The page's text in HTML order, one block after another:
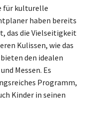
für kulturelle
haben bereits
das die Vielseitigkeit
Kulissen, wie das
den idealen
Messen. Es
Programm,
Kinder in seinen